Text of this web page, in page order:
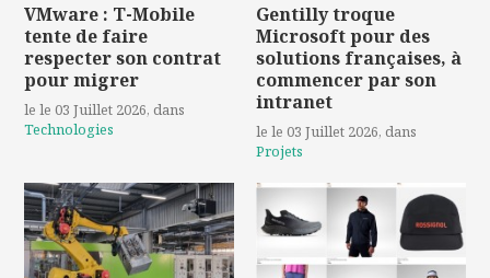
VMware : T-Mobile
tente de faire
respecter son contrat
pour migrer
le le 03 Juillet 2026, dans
Technologies
Gentilly troque
Microsoft pour des
solutions françaises, à
commencer par son
intranet
le le 03 Juillet 2026, dans
Projets